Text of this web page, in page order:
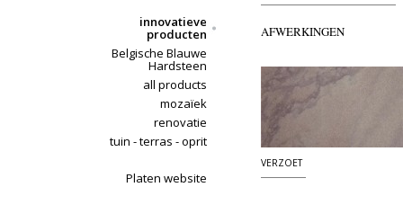
innovatieve
producten
Belgische Blauwe
Hardsteen
all products
mozaïek
renovatie
tuin - terras - oprit
Platen website
AFWERKINGEN
VERZOET